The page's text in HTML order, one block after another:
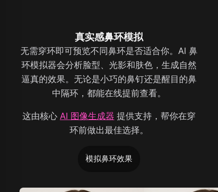
真实感鼻环模拟
无需穿环即可预览不同鼻环是否适合你。AI 鼻
环模拟器会分析脸型、光影和肤色，生成自然
逼真的效果。无论是小巧的鼻钉还是醒目的鼻
中隔环，都能在线提前查看。
这由核心 AI 图像生成器 提供支持，帮你在穿
环前做出最佳选择。
模拟鼻环效果